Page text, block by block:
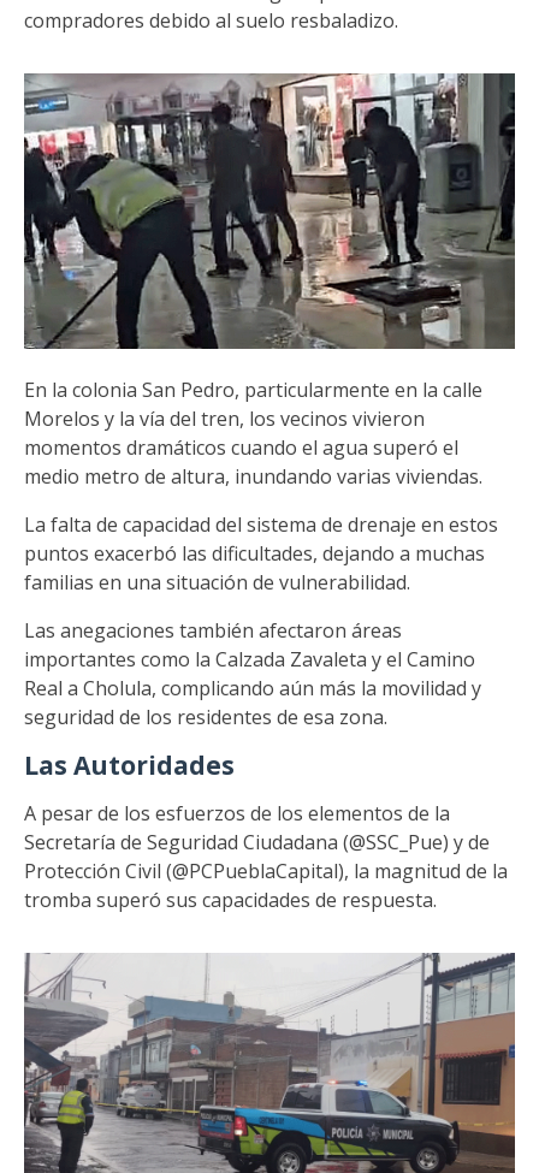
compradores debido al suelo resbaladizo.
En la colonia San Pedro, particularmente en la calle
Morelos y la vía del tren, los vecinos vivieron
momentos dramáticos cuando el agua superó el
medio metro de altura, inundando varias viviendas.
La falta de capacidad del sistema de drenaje en estos
puntos exacerbó las dificultades, dejando a muchas
familias en una situación de vulnerabilidad.
Las anegaciones también afectaron áreas
importantes como la Calzada Zavaleta y el Camino
Real a Cholula, complicando aún más la movilidad y
seguridad de los residentes de esa zona.
Las Autoridades
A pesar de los esfuerzos de los elementos de la
Secretaría de Seguridad Ciudadana (@SSC_Pue) y de
Protección Civil (@PCPueblaCapital), la magnitud de la
tromba superó sus capacidades de respuesta.